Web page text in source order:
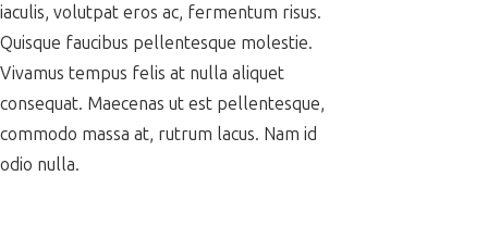
iaculis, volutpat eros ac, fermentum risus.
Quisque faucibus pellentesque molestie.
Vivamus tempus felis at nulla aliquet
consequat. Maecenas ut est pellentesque,
commodo massa at, rutrum lacus. Nam id
odio nulla.